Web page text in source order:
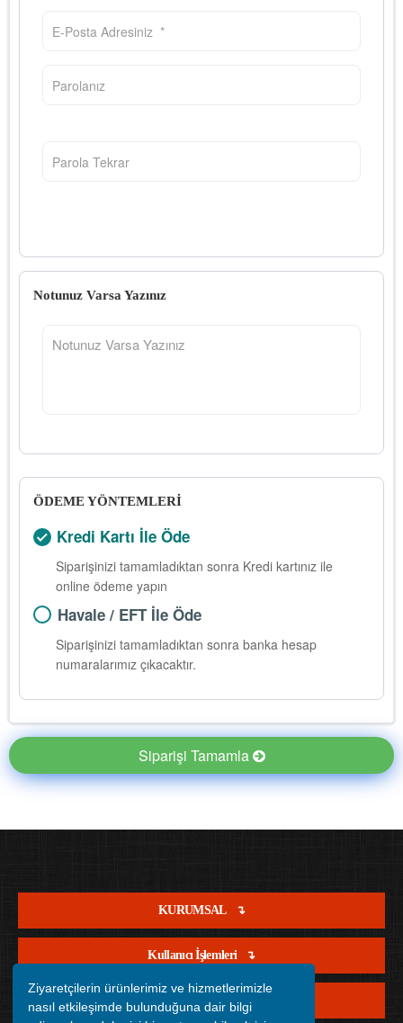
Ziyaretçilerin ürünlerimiz ve hizmetlerimizle
nasıl etkileşimde bulunduğuna dair bilgi
Notunuz Varsa Yazınız
ÖDEME YÖNTEMLERİ
Kredi Kartı İle Öde
Siparişinizi tamamladıktan sonra Kredi kartınız ile
online ödeme yapın
Havale / EFT İle Öde
Siparişinizi tamamladıktan sonra banka hesap
numaralarımız çıkacaktır.
Siparişi Tamamla
KURUMSAL
Kullanıcı İşlemleri
Satış İşlemleri